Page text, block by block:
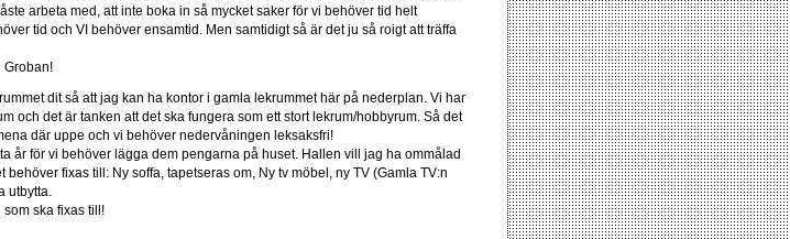
arbeta med, att inte boka in så mycket saker för vi behöver tid helt
tid och VI behöver ensamtid. Men samtidigt så är det ju så roigt att träffa
Groban!
dit så att jag kan ha kontor i gamla lekrummet här på nederplan. Vi har
och det är tanken att det ska fungera som ett stort lekrum/hobbyrum. Så det
där uppe och vi behöver nedervåningen leksaksfri!
år för vi behöver lägga dem pengarna på huset. Hallen vill jag ha ommålad
fixas till: Ny soffa, tapetseras om, Ny tv möbel, ny TV (Gamla TV:n
utbytta.
ska fixas till!